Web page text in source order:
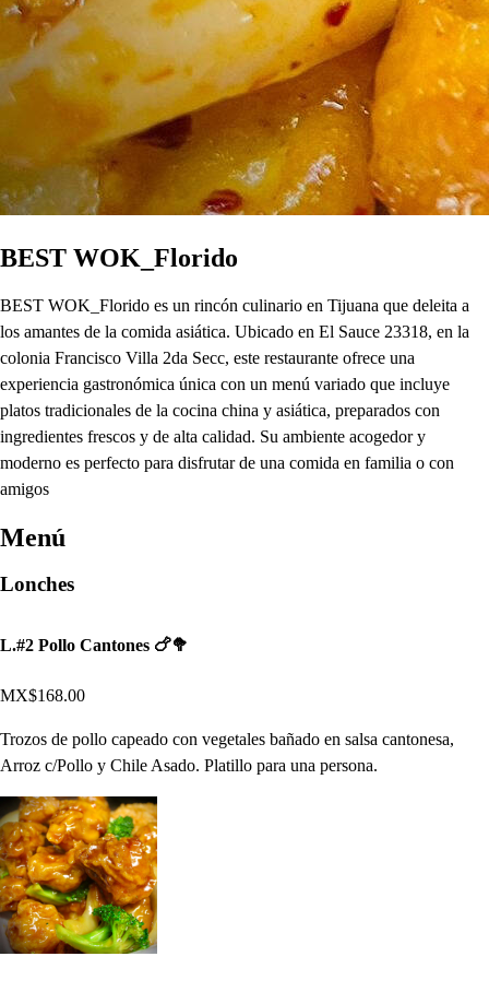
BEST WOK_Florido
BEST WOK_Florido es un rincón culinario en Tijuana que deleita a
los amantes de la comida asiática. Ubicado en El Sauce 23318, en la
colonia Francisco Villa 2da Secc, este restaurante ofrece una
experiencia gastronómica única con un menú variado que incluye
platos tradicionales de la cocina china y asiática, preparados con
ingredientes frescos y de alta calidad. Su ambiente acogedor y
moderno es perfecto para disfrutar de una comida en familia o con
amigos
Menú
Lonches
L.#2 Pollo Cantones 🍗🥦
MX$168.00
Trozos de pollo capeado con vegetales bañado en salsa cantonesa,
Arroz c/Pollo y Chile Asado. Platillo para una persona.